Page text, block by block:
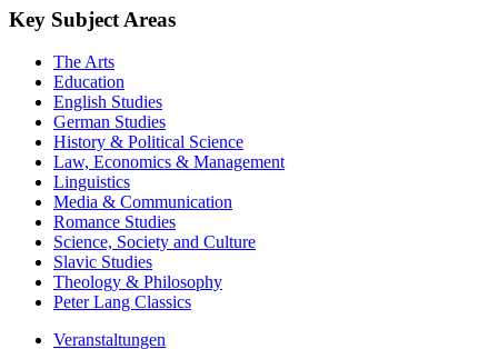
Key Subject Areas
The Arts
Education
English Studies
German Studies
History & Political Science
Law, Economics & Management
Linguistics
Media & Communication
Romance Studies
Science, Society and Culture
Slavic Studies
Theology & Philosophy
Peter Lang Classics
Veranstaltungen